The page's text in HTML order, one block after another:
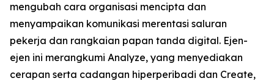
mengubah cara organisasi mencipta dan
menyampaikan komunikasi merentasi saluran
pekerja dan rangkaian papan tanda digital. Ejen-
ejen ini merangkumi Analyze, yang menyediakan
cerapan serta cadangan hiperperibadi dan Create,